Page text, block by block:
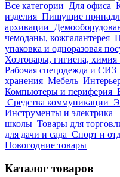
Все категории Для офиса
изделия Пишущие
архивации
чемоданы, кожгалантерея
упаковка и одноразовая
Хозтовары, гигиена, химия
Рабочая спецодежда и СИЗ
хранения Мебель
Компьютеры и периферия
Средства коммуникации
Инструменты и электрика
школы Товары для
для дачи и сада Спорт и
Новогодние товары
Каталог товаров